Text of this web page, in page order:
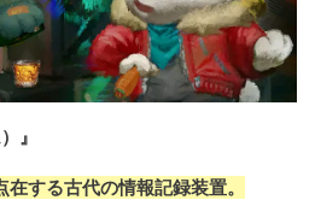
』
する古代の情報記録装置。